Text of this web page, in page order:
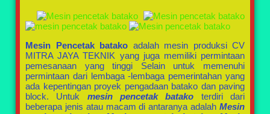
Mesin Pencetak batako adalah mesin produksi CV
MITRA JAYA TEKNIK yang juga memiliki permintaan
pemesanaan yang tinggi Selain untuk memenuhi
permintaan dari lembaga -lembaga pemerintahan yang
ada kepentingan proyek pengadaan batako dan paving
block. Untuk mesin pencetak batako terdiri dari
beberapa jenis atau macam di antaranya adalah Mesin